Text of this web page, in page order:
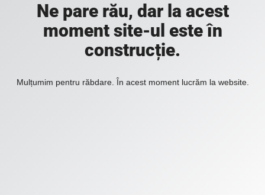
Ne pare rău, dar la acest
moment site-ul este în
construcție.
Mulțumim pentru răbdare. În acest moment lucrăm la website.